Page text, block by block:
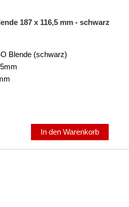
187 x 116,5 mm - schwarz
Blende (schwarz)
In den Warenkorb